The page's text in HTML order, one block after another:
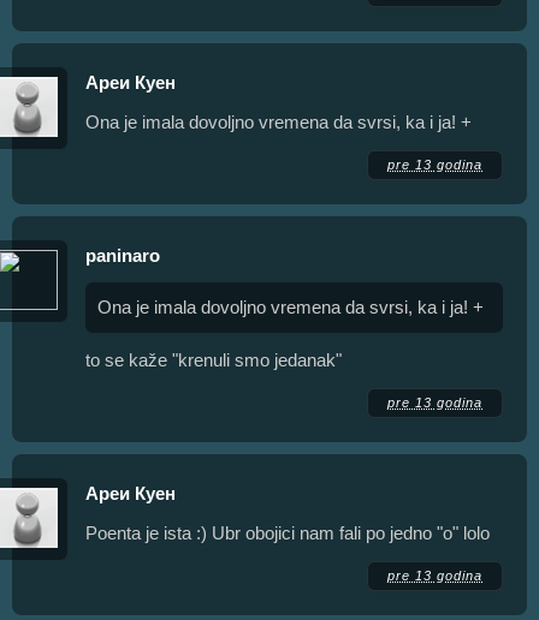
Ареи Куен
Ona je imala dovoljno vremena da svrsi, ka i ja! +
pre 13 godina
paninaro
Ona je imala dovoljno vremena da svrsi, ka i ja! +
to se kaže "krenuli smo jedanak"
pre 13 godina
Ареи Куен
Poenta je ista :) Ubr obojici nam fali po jedno "o" lolo
pre 13 godina